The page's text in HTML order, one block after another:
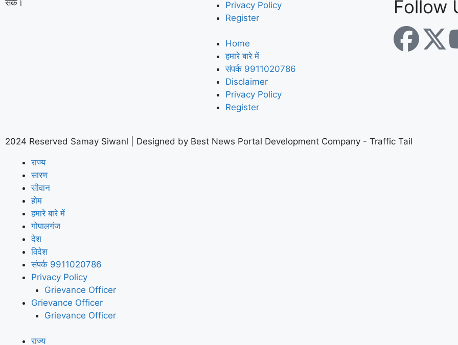
सकें।
Privacy Policy
Register
Home
हमारे बारे में
संपर्क 9911020786
Disclaimer
Privacy Policy
Register
Follow
2024 Reserved Samay Siwanl | Designed by Best News Portal Development Company - Traffic Tail
राज्य
सारण
सीवान
होम
हमारे बारे में
गोपालगंज
देश
विदेश
संपर्क 9911020786
Privacy Policy
Grievance Officer
Grievance Officer
Grievance Officer
राज्य